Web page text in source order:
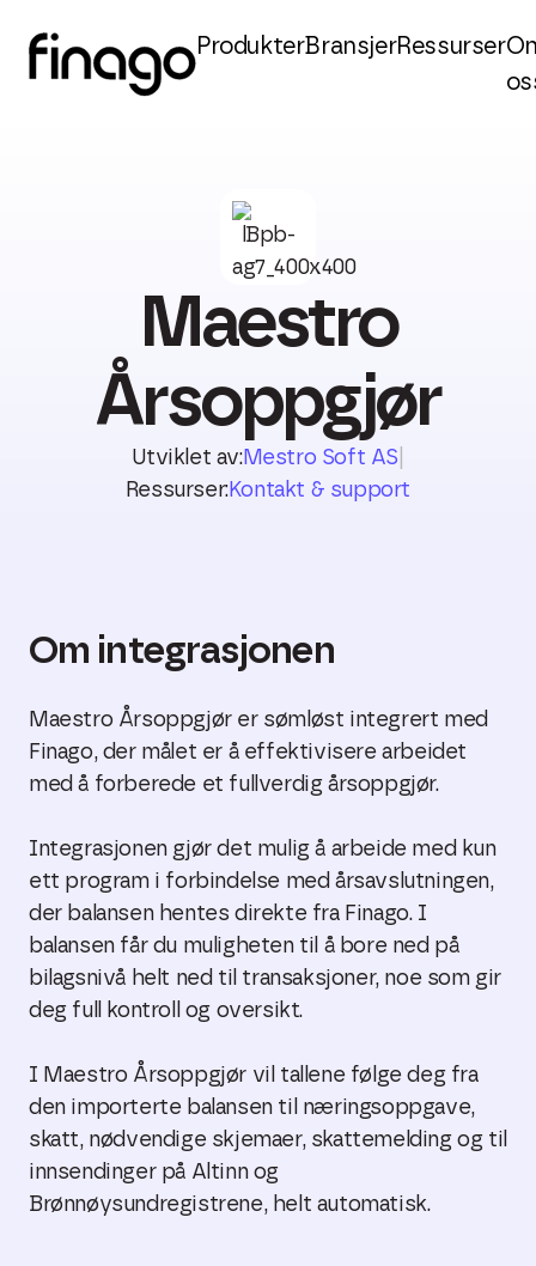
ProdukterBransjerRessurser
Maestro
Årsoppgjør
Utviklet av:Mestro Soft AS
Ressurser:Kontakt & support
Om integrasjonen
Maestro Årsoppgjør er sømløst integrert med
Finago, der målet er å effektivisere arbeidet
med å forberede et fullverdig årsoppgjør.
Integrasjonen gjør det mulig å arbeide med kun
ett program i forbindelse med årsavslutningen,
der balansen hentes direkte fra Finago. I
balansen får du muligheten til å bore ned på
bilagsnivå helt ned til transaksjoner, noe som gir
deg full kontroll og oversikt.
I Maestro Årsoppgjør vil tallene følge deg fra
den importerte balansen til næringsoppgave,
skatt, nødvendige skjemaer, skattemelding og til
innsendinger på Altinn og
Brønnøysundregistrene, helt automatisk.